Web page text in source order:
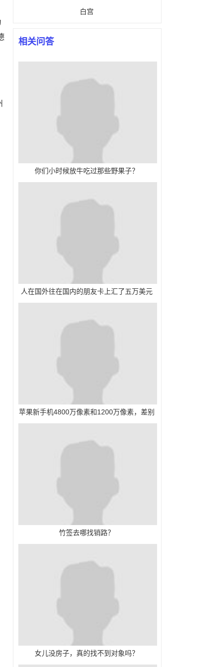
白宫
相关问答
你们小时候放牛吃过那些野果子？
人在国外往在国内的朋友卡上汇了五万美元
但国内朋友取不出来咋办？
苹果新手机4800万像素和1200万像素，差别
大不大？
竹签去哪找销路？
女儿没房子，真的找不到对象吗？